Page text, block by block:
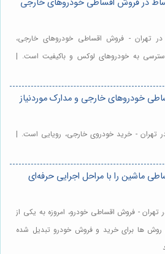
تهران - فروش اقساطی خودروهای خارجی،
به خودروهای لوکس و باکیفیت است. |
خودروهای خارجی و مدارک موردنیاز
تهران - خرید خودروی خارجی، رویایی است. |
ماشین را با مراحل اجرایی حرفه‌ای
- فروش اقساطی خودرو، امروزه به یکی از
روش ها برای خرید و فروش خودرو تبدیل شده